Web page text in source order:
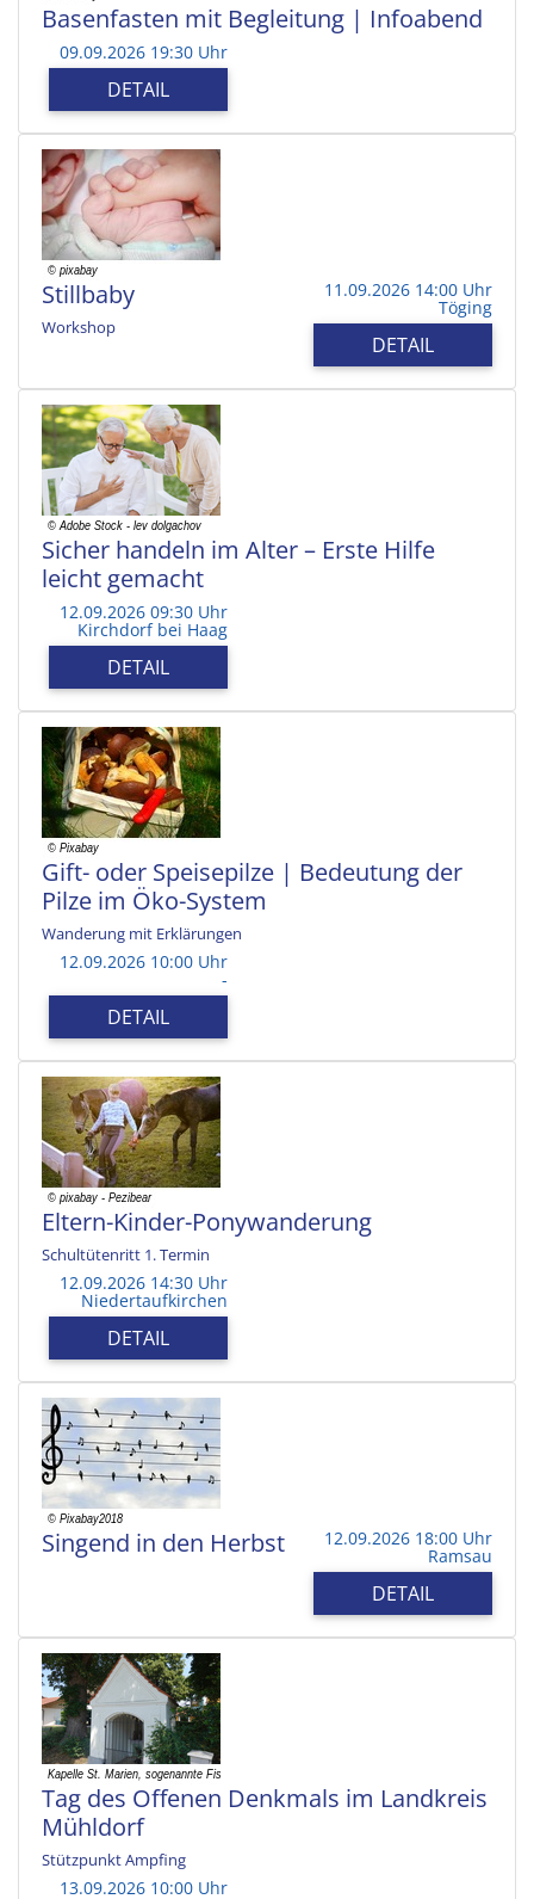
Basenfasten mit Begleitung | Infoabend
09.09.2026 19:30 Uhr
DETAIL
Stillbaby
Workshop
11.09.2026 14:00 Uhr
Töging
DETAIL
Sicher handeln im Alter – Erste Hilfe
leicht gemacht
12.09.2026 09:30 Uhr
Kirchdorf bei Haag
DETAIL
Gift- oder Speisepilze | Bedeutung der
Pilze im Öko-System
Wanderung mit Erklärungen
12.09.2026 10:00 Uhr
-
DETAIL
Eltern-Kinder-Ponywanderung
Schultütenritt 1. Termin
12.09.2026 14:30 Uhr
Niedertaufkirchen
DETAIL
Singend in den Herbst 12.09.2026 18:00 Uhr
Ramsau
DETAIL
Tag des Offenen Denkmals im Landkreis
Mühldorf
Stützpunkt Ampfing
13.09.2026 10:00 Uhr